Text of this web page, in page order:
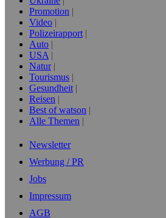
Promotion
Video
Polizeirapport
Auto
USA
Natur
Tourismus
Gesundheit
Reisen
Best of watson
Alle Themen
Newsletter
Werbung / PR
Jobs
Impressum
AGB